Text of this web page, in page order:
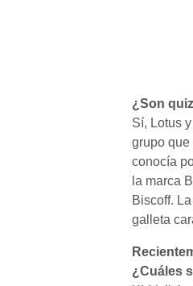
¿Son
Sí, Lotus
grupo
conocía
la marca
Biscoff.
galleta
¿Cuáles